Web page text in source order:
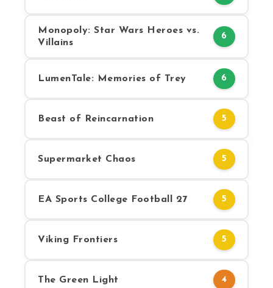
Monopoly: Star Wars Heroes vs.
Villains
6
LumenTale: Memories of Trey 6
Beast of Reincarnation 5
Supermarket Chaos 5
EA Sports College Football 27 5
Viking Frontiers 5
The Green Light 4